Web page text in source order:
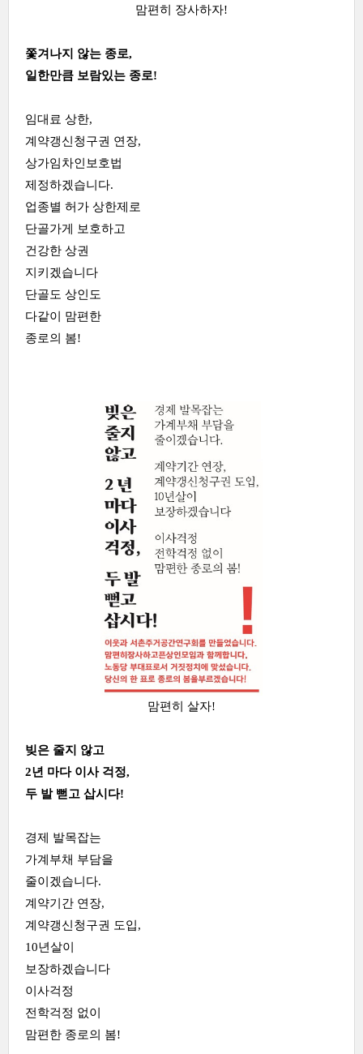
맘편히 장사하자!
쫓겨나지 않는 종로,
일한만큼 보람있는 종로!
임대료 상한,
계약갱신청구권 연장,
상가임차인보호법
제정하겠습니다.
업종별 허가 상한제로
단골가게 보호하고
건강한 상권
지키겠습니다
단골도 상인도
다같이 맘편한
종로의 봄!
맘편히 살자!
빚은 줄지 않고
2년 마다 이사 걱정,
두 발 뻗고 삽시다!
경제 발목잡는
가계부채 부담을
줄이겠습니다.
계약기간 연장,
계약갱신청구권 도입,
10년살이
보장하겠습니다
이사걱정
전학걱정 없이
맘편한 종로의 봄!